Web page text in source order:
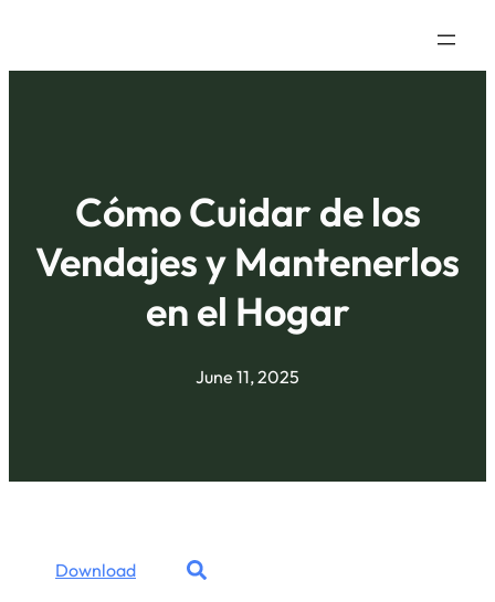
Cómo Cuidar de los
Vendajes y Mantenerlos
en el Hogar
June 11, 2025
Download